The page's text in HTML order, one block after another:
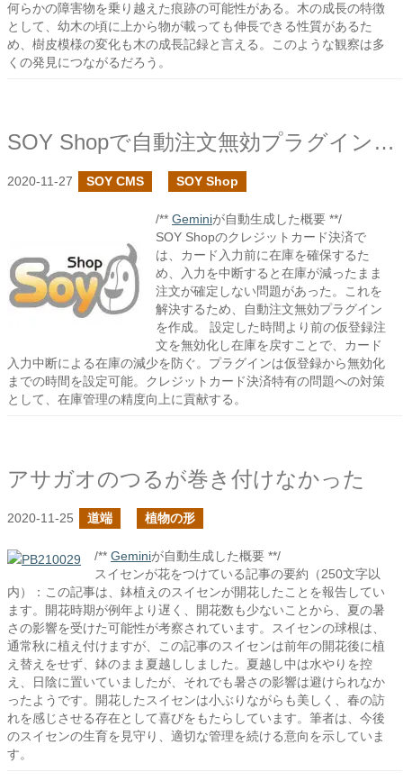
何らかの障害物を乗り越えた痕跡の可能性がある。木の成長の特徴
として、幼木の頃に上から物が載っても伸長できる性質があるた
め、樹皮模様の変化も木の成長記録と言える。このような観察は多
くの発見につながるだろう。
SOY Shopで自動注文無効プラグインを作成しました
2020-11-27 SOY CMS SOY Shop
/** Geminiが自動生成した概要 **/
SOY Shopのクレジットカード決済で
は、カード入力前に在庫を確保するた
め、入力を中断すると在庫が減ったまま
注文が確定しない問題があった。これを
解決するため、自動注文無効プラグイン
を作成。 設定した時間より前の仮登録注
文を無効化し在庫を戻すことで、カード
入力中断による在庫の減少を防ぐ。プラグインは仮登録から無効化
までの時間を設定可能。クレジットカード決済特有の問題への対策
として、在庫管理の精度向上に貢献する。
アサガオのつるが巻き付けなかった
2020-11-25 道端 植物の形
/** Geminiが自動生成した概要 **/
スイセンが花をつけている記事の要約（250文字以
内）：この記事は、鉢植えのスイセンが開花したことを報告してい
ます。開花時期が例年より遅く、開花数も少ないことから、夏の暑
さの影響を受けた可能性が考察されています。スイセンの球根は、
通常秋に植え付けますが、この記事のスイセンは前年の開花後に植
え替えをせず、鉢のまま夏越ししました。夏越し中は水やりを控
え、日陰に置いていましたが、それでも暑さの影響は避けられなか
ったようです。開花したスイセンは小ぶりながらも美しく、春の訪
れを感じさせる存在として喜びをもたらしています。筆者は、今後
のスイセンの生育を見守り、適切な管理を続ける意向を示していま
す。